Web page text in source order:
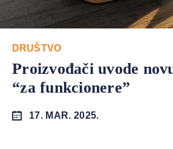
DRUŠTVO
Proizvođači uvode
“za funkcionere”
17. MAR. 2025.